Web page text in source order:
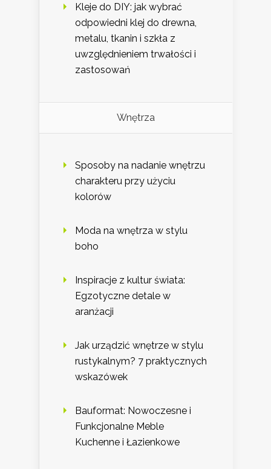
Kleje do DIY: jak wybrać
odpowiedni klej do drewna,
metalu, tkanin i szkła z
uwzględnieniem trwałości i
zastosowań
Wnętrza
Sposoby na nadanie wnętrzu
charakteru przy użyciu
kolorów
Moda na wnętrza w stylu
boho
Inspiracje z kultur świata:
Egzotyczne detale w
aranżacji
Jak urządzić wnętrze w stylu
rustykalnym? 7 praktycznych
wskazówek
Bauformat: Nowoczesne i
Funkcjonalne Meble
Kuchenne i Łazienkowe